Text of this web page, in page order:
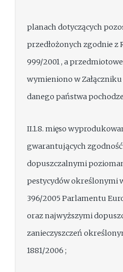
planach dotyczących
przedłożonych zgodnie z
999/2001 , a
wymieniono w
danego państwa
II.1.8. mięso
gwarantujących
dopuszczalnymi
pestycydów określonymi
396/2005 Parlamentu
oraz najwyższymi
zanieczyszczeń
1881/2006 ;